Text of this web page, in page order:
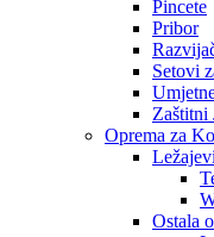
Pincete
Pribor
Setovi
Zaštitni
Oprema za
Ležajevi
Ostala